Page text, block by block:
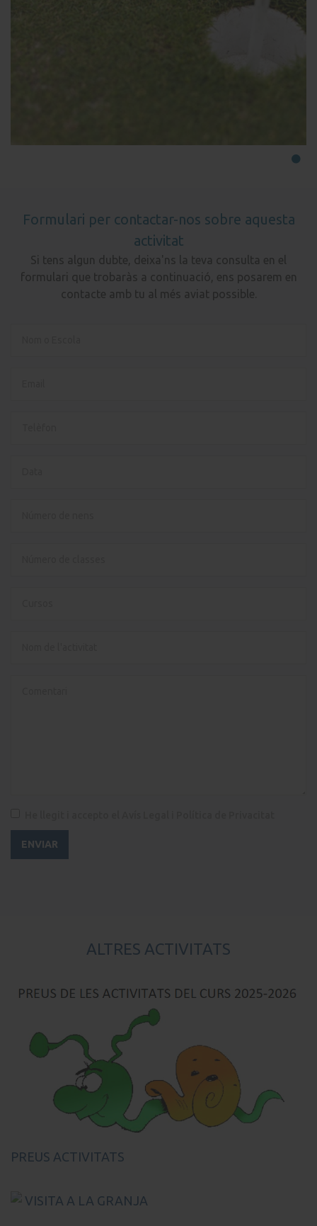
Formulari per contactar-nos sobre aquesta
activitat
Si tens algun dubte, deixa'ns la teva consulta en el
formulari que trobaràs a continuació, ens posarem en
contacte amb tu al més aviat possible.
ALTRES ACTIVITATS
PREUS ACTIVITATS
VISITA A LA GRANJA